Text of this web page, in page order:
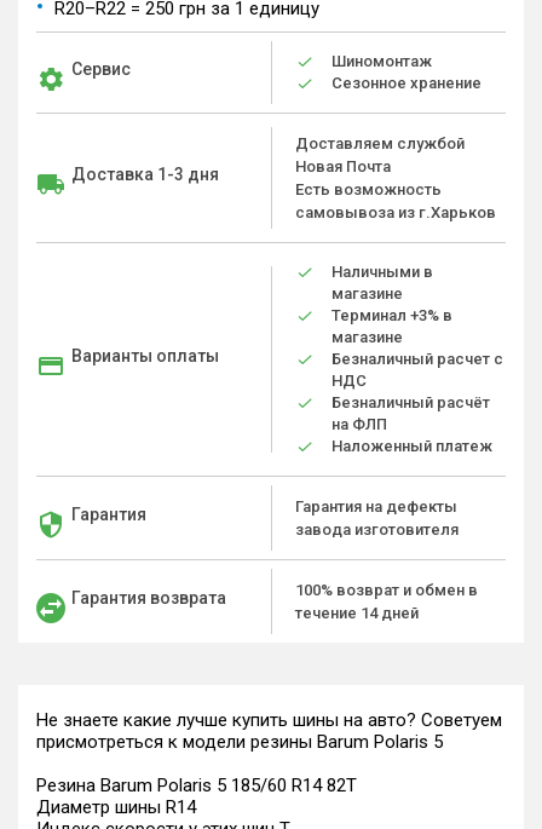
R20–R22 = 250 грн за 1 единицу
Сервис
Шиномонтаж
Сезонное хранение
Доставка 1-3 дня
Доставляем службой
Новая Почта
Есть возможность
самовывоза из г.Харьков
Варианты оплаты
Наличными в
магазине
Терминал +3% в
магазине
Безналичный расчет с
НДС
Безналичный расчёт
на ФЛП
Наложенный платеж
Гарантия
Гарантия на дефекты
завода изготовителя
Гарантия возврата
100% возврат и обмен в
течение 14 дней
Не знаете какие лучше купить шины на авто? Советуем
присмотреться к модели резины Barum Polaris 5
Резина Barum Polaris 5 185/60 R14 82T
Диаметр шины R14